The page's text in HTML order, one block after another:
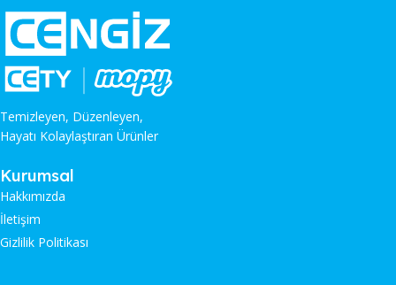
Temizleyen, Düzenleyen,
Hayatı Kolaylaştıran Ürünler
Kurumsal
Hakkımızda
İletişim
Gizlilik Politikası